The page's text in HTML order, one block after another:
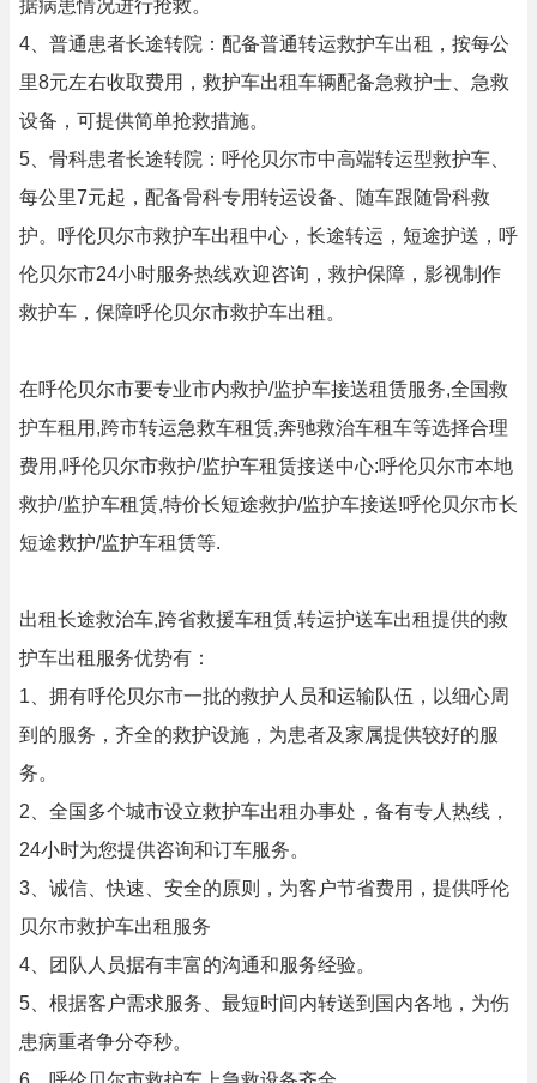
据病患情况进行抢救。
4、普通患者长途转院：配备普通转运救护车出租，按每公
里8元左右收取费用，救护车出租车辆配备急救护士、急救
设备，可提供简单抢救措施。
5、骨科患者长途转院：呼伦贝尔市中高端转运型救护车、
每公里7元起，配备骨科专用转运设备、随车跟随骨科救
护。呼伦贝尔市救护车出租中心，长途转运，短途护送，呼
伦贝尔市24小时服务热线欢迎咨询，救护保障，影视制作
救护车，保障呼伦贝尔市救护车出租。
在呼伦贝尔市要专业市内救护/监护车接送租赁服务,全国救
护车租用,跨市转运急救车租赁,奔驰救治车租车等选择合理
费用,呼伦贝尔市救护/监护车租赁接送中心:呼伦贝尔市本地
救护/监护车租赁,特价长短途救护/监护车接送!呼伦贝尔市长
短途救护/监护车租赁等.
出租长途救治车,跨省救援车租赁,转运护送车出租提供的救
护车出租服务优势有：
1、拥有呼伦贝尔市一批的救护人员和运输队伍，以细心周
到的服务，齐全的救护设施，为患者及家属提供较好的服
务。
2、全国多个城市设立救护车出租办事处，备有专人热线，
24小时为您提供咨询和订车服务。
3、诚信、快速、安全的原则，为客户节省费用，提供呼伦
贝尔市救护车出租服务
4、团队人员据有丰富的沟通和服务经验。
5、根据客户需求服务、最短时间内转送到国内各地，为伤
患病重者争分夺秒。